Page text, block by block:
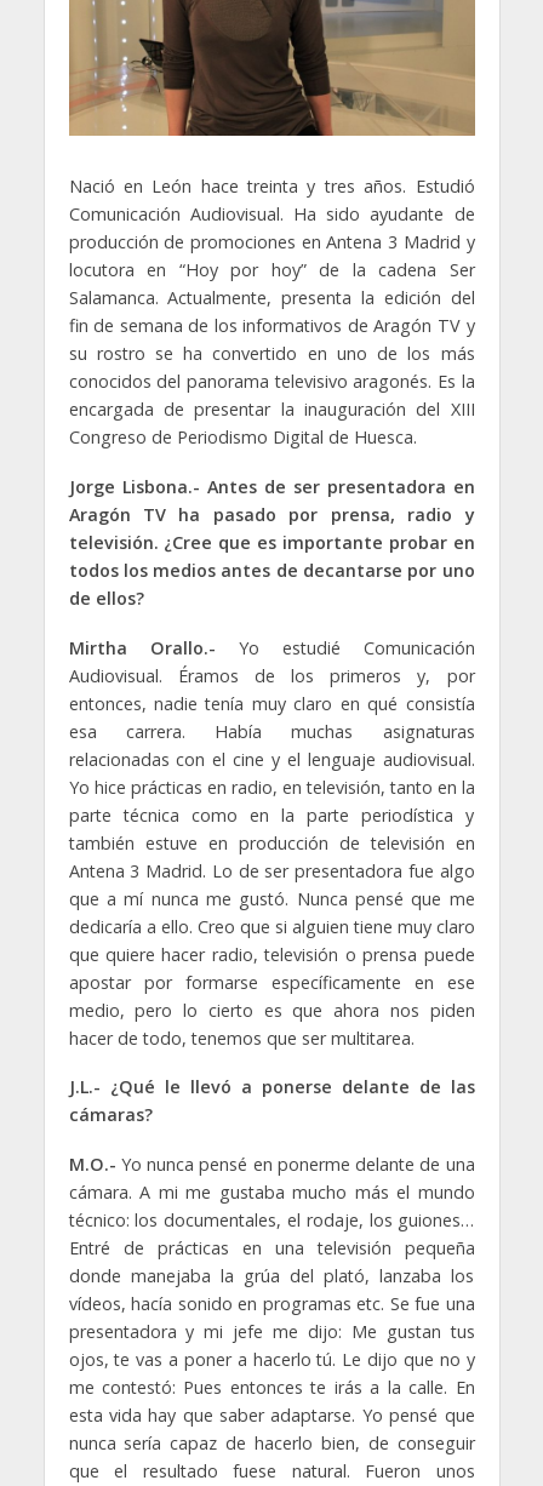
Nació en León hace treinta y tres años. Estudió
Comunicación Audiovisual. Ha sido ayudante de
producción de promociones en Antena 3 Madrid y
locutora en “Hoy por hoy” de la cadena Ser
Salamanca. Actualmente, presenta la edición del
fin de semana de los informativos de Aragón TV y
su rostro se ha convertido en uno de los más
conocidos del panorama televisivo aragonés. Es la
encargada de presentar la inauguración del XIII
Congreso de Periodismo Digital de Huesca.
Jorge Lisbona.- Antes de ser presentadora en
Aragón TV ha pasado por prensa, radio y
televisión. ¿Cree que es importante probar en
todos los medios antes de decantarse por uno
de ellos?
Mirtha Orallo.- Yo estudié Comunicación
Audiovisual. Éramos de los primeros y, por
entonces, nadie tenía muy claro en qué consistía
esa carrera. Había muchas asignaturas
relacionadas con el cine y el lenguaje audiovisual.
Yo hice prácticas en radio, en televisión, tanto en la
parte técnica como en la parte periodística y
también estuve en producción de televisión en
Antena 3 Madrid. Lo de ser presentadora fue algo
que a mí nunca me gustó. Nunca pensé que me
dedicaría a ello. Creo que si alguien tiene muy claro
que quiere hacer radio, televisión o prensa puede
apostar por formarse específicamente en ese
medio, pero lo cierto es que ahora nos piden
hacer de todo, tenemos que ser multitarea.
J.L.- ¿Qué le llevó a ponerse delante de las
cámaras?
M.O.- Yo nunca pensé en ponerme delante de una
cámara. A mi me gustaba mucho más el mundo
técnico: los documentales, el rodaje, los guiones…
Entré de prácticas en una televisión pequeña
donde manejaba la grúa del plató, lanzaba los
vídeos, hacía sonido en programas etc. Se fue una
presentadora y mi jefe me dijo: Me gustan tus
ojos, te vas a poner a hacerlo tú. Le dijo que no y
me contestó: Pues entonces te irás a la calle. En
esta vida hay que saber adaptarse. Yo pensé que
nunca sería capaz de hacerlo bien, de conseguir
que el resultado fuese natural. Fueron unos